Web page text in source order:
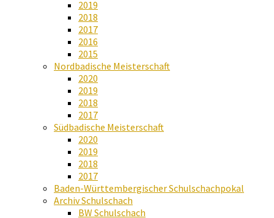
2019
2018
2017
2016
2015
Nordbadische Meisterschaft
2020
2019
2018
2017
Südbadische Meisterschaft
2020
2019
2018
2017
Baden-Württembergischer Schulschachpokal
Archiv Schulschach
BW Schulschach